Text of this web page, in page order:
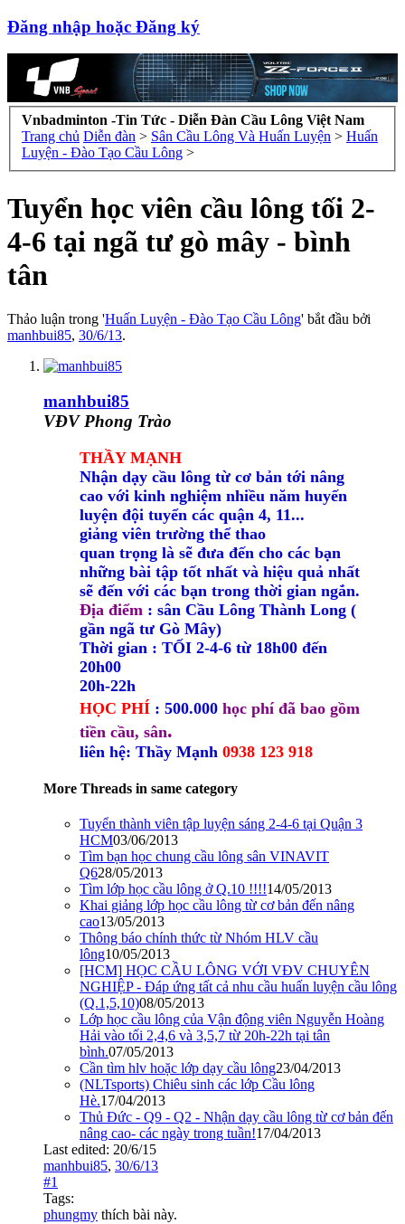
Đăng nhập hoặc Đăng ký
Vnbadminton -Tin Tức - Diễn Đàn Cầu Lông Việt Nam
Trang chủ Diễn đàn > Sân Cầu Lông Và Huấn Luyện > Huấn
Luyện - Đào Tạo Cầu Lông >
Tuyển học viên cầu lông tối 2-
4-6 tại ngã tư gò mây - bình
tân
Thảo luận trong 'Huấn Luyện - Đào Tạo Cầu Lông' bắt đầu bởi
manhbui85, 30/6/13.
manhbui85
VĐV Phong Trào
THẦY MẠNH
Nhận dạy cầu lông từ cơ bản tới nâng
cao với kinh nghiệm nhiều năm huyến
luyện đội tuyển các quận 4, 11...
giảng viên trường thể thao
quan trọng là sẽ đưa đến cho các bạn
những bài tập tốt nhất và hiệu quả nhất
sẽ đến với các bạn trong thời gian ngắn.
Địa điểm : sân Cầu Lông Thành Long (
gần ngã tư Gò Mây)
Thời gian : TỐI 2-4-6 từ 18h00 đến
20h00
20h-22h
HỌC PHÍ : 500.000 học phí đã bao gồm
tiền cầu, sân.
liên hệ: Thầy Mạnh 0938 123 918
More Threads in same category
Tuyển thành viên tập luyện sáng 2-4-6 tại Quận 3
HCM03/06/2013
Tìm bạn học chung cầu lông sân VINAVIT
Q628/05/2013
Tìm lớp học cầu lông ở Q.10 !!!!14/05/2013
Khai giảng lớp học cầu lông từ cơ bản đến nâng
cao13/05/2013
Thông báo chính thức từ Nhóm HLV cầu
lông10/05/2013
[HCM] HỌC CẦU LÔNG VỚI VĐV CHUYÊN
NGHIỆP - Đáp ứng tất cả nhu cầu huấn luyện cầu lông
(Q.1,5,10)08/05/2013
Lớp học cầu lông của Vận động viên Nguyễn Hoàng
Hải vào tối 2,4,6 và 3,5,7 từ 20h-22h tại tân
bình.07/05/2013
Cần tìm hlv hoặc lớp dạy cầu lông23/04/2013
(NLTsports) Chiêu sinh các lớp Cầu lông
Hè.17/04/2013
Thủ Đức - Q9 - Q2 - Nhận dạy cầu lông từ cơ bản đến
nâng cao- các ngày trong tuần!17/04/2013
Last edited: 20/6/15
manhbui85, 30/6/13
#1
Tags:
phungmy thích bài này.